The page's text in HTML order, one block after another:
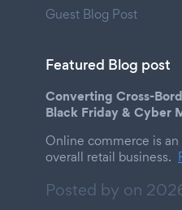
Guest Blog Post
Featured Blog post
Converting Cross-
Black Friday & Cyber
Online commerce is
overall retail business.
Posted by on